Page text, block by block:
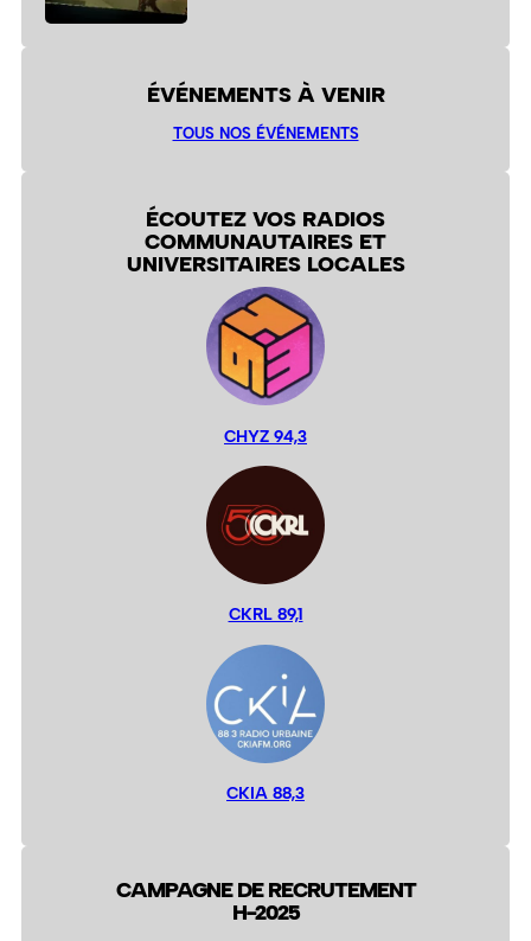
ÉVÉNEMENTS À VENIR
TOUS NOS ÉVÉNEMENTS
ÉCOUTEZ VOS RADIOS
COMMUNAUTAIRES ET
UNIVERSITAIRES LOCALES
CHYZ 94,3
CKRL 89,1
CKIA 88,3
CAMPAGNE DE RECRUTEMENT
H-2025